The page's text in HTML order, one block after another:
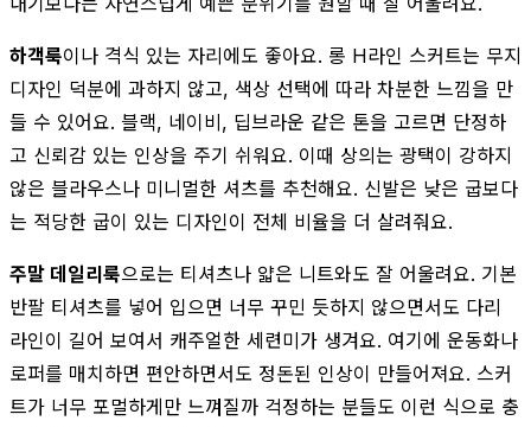
하객룩이나 격식 있는 자리에도 좋아요. 롱 H라인 스커트는 무지
디자인 덕분에 과하지 않고, 색상 선택에 따라 차분한 느낌을 만
들 수 있어요. 블랙, 네이비, 딥브라운 같은 톤을 고르면 단정하
고 신뢰감 있는 인상을 주기 쉬워요. 이때 상의는 광택이 강하지
않은 블라우스나 미니멀한 셔츠를 추천해요. 신발은 낮은 굽보다
는 적당한 굽이 있는 디자인이 전체 비율을 더 살려줘요.
주말 데일리룩으로는 티셔츠나 얇은 니트와도 잘 어울려요. 기본
반팔 티셔츠를 넣어 입으면 너무 꾸민 듯하지 않으면서도 다리
라인이 길어 보여서 캐주얼한 세련미가 생겨요. 여기에 운동화나
로퍼를 매치하면 편안하면서도 정돈된 인상이 만들어져요. 스커
트가 너무 포멀하게만 느껴질까 걱정하는 분들도 이런 식으로 충